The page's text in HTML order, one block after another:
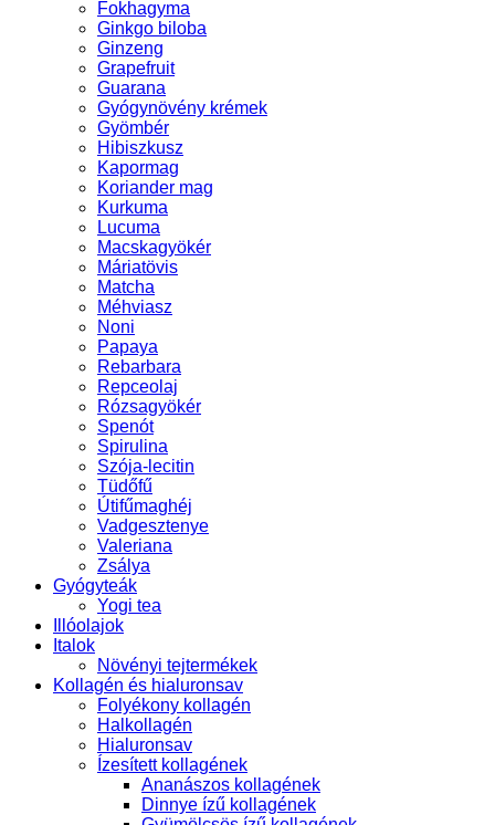
Fokhagyma
Ginkgo biloba
Ginzeng
Grapefruit
Guarana
Gyógynövény krémek
Gyömbér
Hibiszkusz
Kapormag
Koriander mag
Kurkuma
Lucuma
Macskagyökér
Máriatövis
Matcha
Méhviasz
Noni
Papaya
Rebarbara
Repceolaj
Rózsagyökér
Spenót
Spirulina
Szója-lecitin
Tüdőfű
Útifűmaghéj
Vadgesztenye
Valeriana
Zsálya
Gyógyteák
Yogi tea
Illóolajok
Italok
Növényi tejtermékek
Kollagén és hialuronsav
Folyékony kollagén
Halkollagén
Hialuronsav
Ízesített kollagének
Ananászos kollagének
Dinnye ízű kollagének